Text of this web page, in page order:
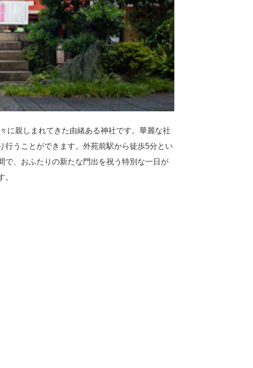
に親しまれてきた由緒ある神社です。華麗な社
うことができます。外苑前駅から徒歩5分とい
で、おふたりの新たな門出を祝う特別な一日が